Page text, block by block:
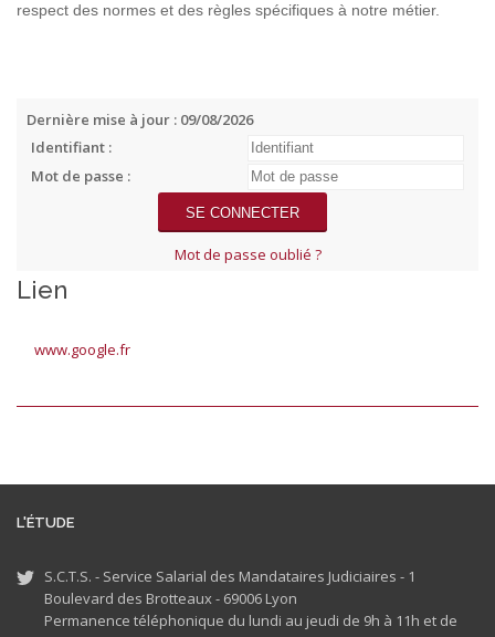
respect des normes et des règles spécifiques à notre métier.
Dernière mise à jour : 09/08/2026
Identifiant :
Mot de passe :
Mot de passe oublié ?
Lien
www.google.fr
L'ÉTUDE
S.C.T.S. - Service Salarial des Mandataires Judiciaires - 1
Boulevard des Brotteaux - 69006 Lyon
Permanence téléphonique du lundi au jeudi de 9h à 11h et de